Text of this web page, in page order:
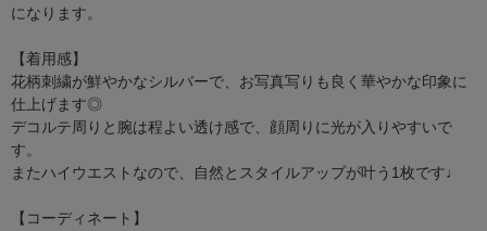
になります。
【着用感】
花柄刺繍が鮮やかなシルバーで、お写真写りも良く華やかな印象に
仕上げます◎
デコルテ周りと腕は程よい透け感で、顔周りに光が入りやすいで
す。
またハイウエストなので、自然とスタイルアップが叶う1枚です♩
【コーディネート】